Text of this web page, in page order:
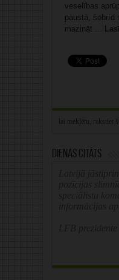
veselības
paustā, šobrīd
mazināt ...
Dienas citāts